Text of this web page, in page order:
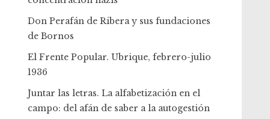
Don Perafán de Ribera y sus fundaciones
de Bornos
El Frente Popular. Ubrique, febrero-julio
1936
Juntar las letras. La alfabetización en el
campo: del afán de saber a la autogestión